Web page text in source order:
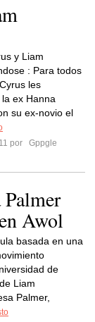
y Liam
: Para todos
les
ex Hanna
su ex-novio el
por
Gppgle
Awol
basada en una
de
Liam
Palmer,